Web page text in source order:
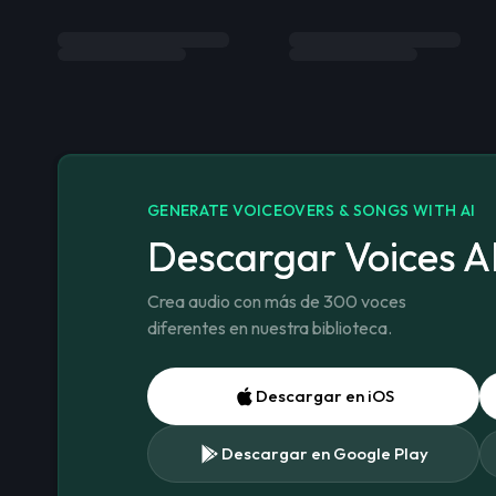
GENERATE VOICEOVERS & SONGS WITH AI
Descargar Voices
Crea audio con más de 300 voces
diferentes en nuestra biblioteca.
Descargar en iOS
Descargar en Google Play